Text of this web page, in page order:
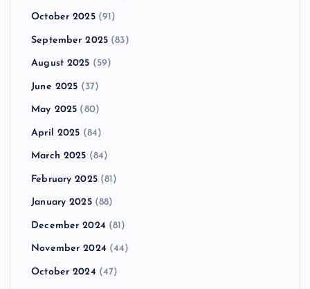
October 2025(91)
September 2025 (83)
August 2025 (59)
June 2025 (37)
May 2025 (80)
April 2025 (84)
March 2025 (84)
February 2025(81)
January 2025(88)
December 2024 (81)
November 2024 (44)
October 2024 (47)